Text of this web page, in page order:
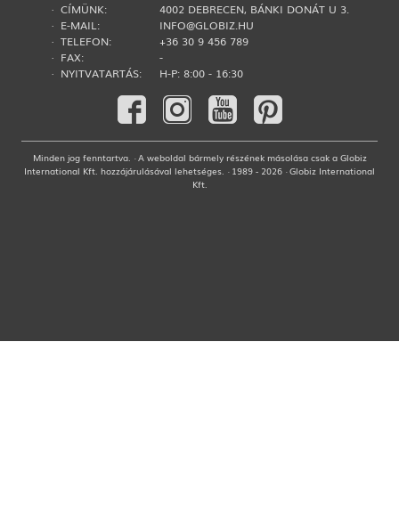
· CÍMÜNK:
4002 DEBRECEN, BÁNKI DONÁT U 3.
· E-MAIL:
INFO@GLOBIZ.HU
· TELEFON:
+36 30 9 456 789
· FAX:
-
· NYITVATARTÁS:
H-P: 8:00 - 16:30
Minden jog fenntartva. · A weboldal bármely részének másolása csak a Globiz
International Kft. hozzájárulásával lehetséges. · 1989 - 2026 · Globiz International
Kft.